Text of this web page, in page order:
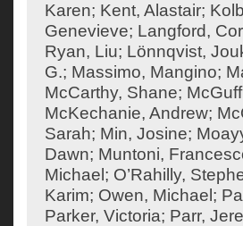
Karen; Kent, Alastair;
Genevieve; Langford,
Ryan, Liu; Lönnqvist,
G.; Massimo, Mangino;
McCarthy, Shane;
McKechanie, Andrew;
Sarah; Min, Josine;
Dawn; Muntoni,
Michael ; O’Rahilly,
Karim; Owen, Michael ;
Parker, Victoria; Parr,